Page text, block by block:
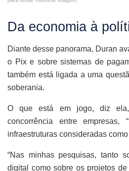
Da economia à
Diante desse panorama, Duran
o Pix e sobre sistemas de
também está ligada a uma
soberania.
O que está em jogo, diz
concorrência entre empresas,
infraestruturas consideradas como
“Nas minhas pesquisas, tanto
digital como sobre os projetos